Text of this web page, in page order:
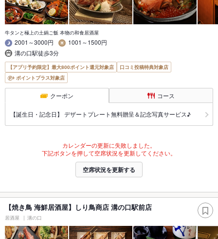
牛タンと極上の土鍋ご飯 本物の和食居酒屋
2001～3000円
1001～1500円
溝の口駅徒歩3分
【アプリ予約限定】最大800ポイント還元対象店
口コミ投稿特典対象店
ポイントプラス対象店
クーポン コース
【誕生日・記念日】 デザートプレート無料贈呈＆記念写真サービス♪
カレンダーの更新に失敗しました。
下記ボタンを押して空席状況を更新してください。
空席状況を更新する
【焼き鳥 海鮮居酒屋】しり鳥商店 溝の口駅前店
居酒屋 溝の口